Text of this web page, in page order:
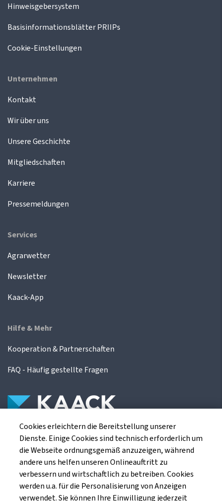
Hinweisgebersystem
Basisinformationsblätter PRIIPs
Cookie-Einstellungen
Unternehmen
Kontakt
Wir über uns
Unsere Geschichte
Mitgliedschaften
Karriere
Pressemeldungen
Services
Agrarwetter
Newsletter
Kaack-App
Hilfe & Mehr
Kooperation & Partnerschaften
FAQ - Häufig gestellte Fragen
Die Kaack Terminhandel GmbH ist ein
Finanzdienstleistungsinstitut für die europäischen
Agrarterminbörsen.
Kaack Terminhandel GmbH
Cookies erleichtern die Bereitstellung unserer
Dienste. Einige Cookies sind technisch erforderlich um
die Webseite ordnungsgemäß anzuzeigen, während
andere uns helfen unseren Onlineauftritt zu
verbessern und wirtschaftlich zu betreiben. Cookies
werden u.a. für die Personalisierung von Anzeigen
verwendet. Sie können Ihre Einwilligung jederzeit